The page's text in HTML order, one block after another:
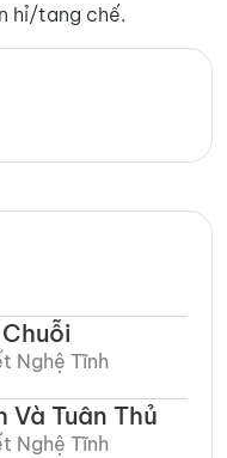
hỉ/tang chế.
Nghệ Tĩnh​
Và Tuân Thủ
Nghệ Tĩnh​